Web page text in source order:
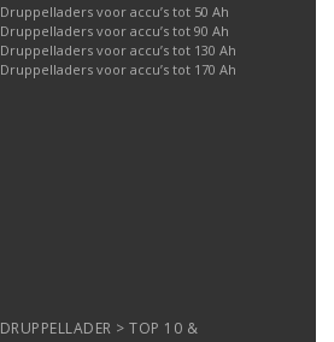
Druppelladers voor accu’s tot 50 Ah
Druppelladers voor accu’s tot 90 Ah
Druppelladers voor accu’s tot 130 Ah
Druppelladers voor accu’s tot 170 Ah
DRUPPELLADER > TOP 10 &